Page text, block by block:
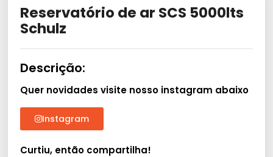
Reservatório de ar SCS 5000lts
Schulz
Descrição:
Quer novidades visite nosso instagram abaixo
Instagram
Curtiu, então compartilha!